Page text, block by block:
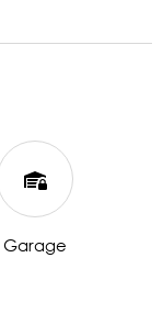
Garage